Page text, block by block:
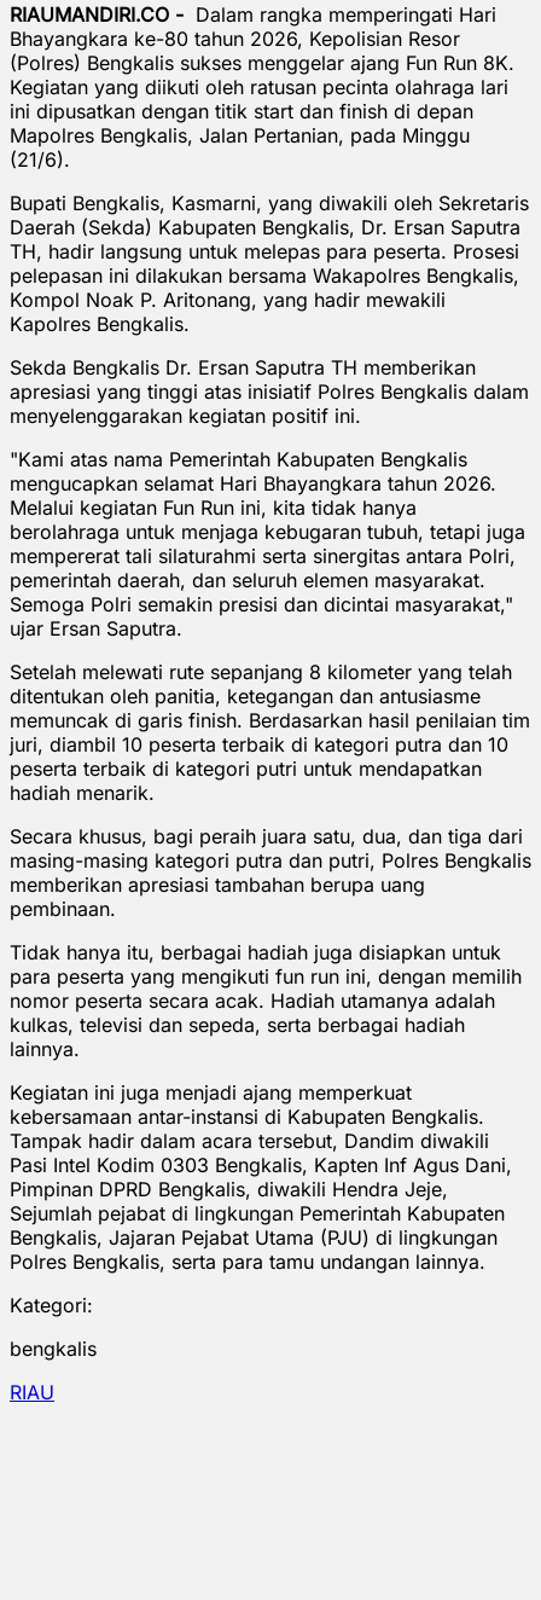
RIAUMANDIRI.CO - Dalam rangka memperingati Hari
Bhayangkara ke-80 tahun 2026, Kepolisian Resor
(Polres) Bengkalis sukses menggelar ajang Fun Run 8K.
Kegiatan yang diikuti oleh ratusan pecinta olahraga lari
ini dipusatkan dengan titik start dan finish di depan
Mapolres Bengkalis, Jalan Pertanian, pada Minggu
(21/6).
Bupati Bengkalis, Kasmarni, yang diwakili oleh Sekretaris
Daerah (Sekda) Kabupaten Bengkalis, Dr. Ersan Saputra
TH, hadir langsung untuk melepas para peserta. Prosesi
pelepasan ini dilakukan bersama Wakapolres Bengkalis,
Kompol Noak P. Aritonang, yang hadir mewakili
Kapolres Bengkalis.
Sekda Bengkalis Dr. Ersan Saputra TH memberikan
apresiasi yang tinggi atas inisiatif Polres Bengkalis dalam
menyelenggarakan kegiatan positif ini.
"Kami atas nama Pemerintah Kabupaten Bengkalis
mengucapkan selamat Hari Bhayangkara tahun 2026.
Melalui kegiatan Fun Run ini, kita tidak hanya
berolahraga untuk menjaga kebugaran tubuh, tetapi juga
mempererat tali silaturahmi serta sinergitas antara Polri,
pemerintah daerah, dan seluruh elemen masyarakat.
Semoga Polri semakin presisi dan dicintai masyarakat,"
ujar Ersan Saputra.
Setelah melewati rute sepanjang 8 kilometer yang telah
ditentukan oleh panitia, ketegangan dan antusiasme
memuncak di garis finish. Berdasarkan hasil penilaian tim
juri, diambil 10 peserta terbaik di kategori putra dan 10
peserta terbaik di kategori putri untuk mendapatkan
hadiah menarik.
Secara khusus, bagi peraih juara satu, dua, dan tiga dari
masing-masing kategori putra dan putri, Polres Bengkalis
memberikan apresiasi tambahan berupa uang
pembinaan.
Tidak hanya itu, berbagai hadiah juga disiapkan untuk
para peserta yang mengikuti fun run ini, dengan memilih
nomor peserta secara acak. Hadiah utamanya adalah
kulkas, televisi dan sepeda, serta berbagai hadiah
lainnya.
Kegiatan ini juga menjadi ajang memperkuat
kebersamaan antar-instansi di Kabupaten Bengkalis.
Tampak hadir dalam acara tersebut, Dandim diwakili
Pasi Intel Kodim 0303 Bengkalis, Kapten Inf Agus Dani,
Pimpinan DPRD Bengkalis, diwakili Hendra Jeje,
Sejumlah pejabat di lingkungan Pemerintah Kabupaten
Bengkalis, Jajaran Pejabat Utama (PJU) di lingkungan
Polres Bengkalis, serta para tamu undangan lainnya.
Kategori:
bengkalis
RIAU